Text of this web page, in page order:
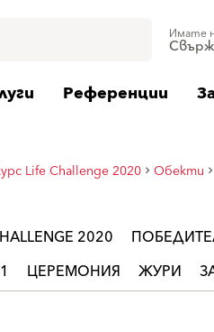
Имате
Референции
Life Challenge 2020 Обекти
2020
ЦЕРЕМОНИЯ ЖУРИ